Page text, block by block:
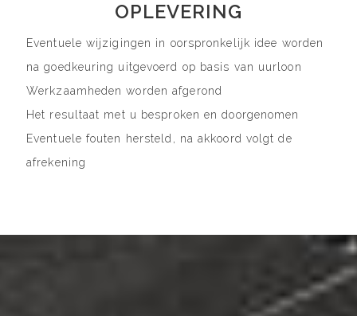
OPLEVERING
Eventuele wijzigingen in oorspronkelijk idee worden
na goedkeuring uitgevoerd op basis van uurloon
Werkzaamheden worden afgerond
Het resultaat met u besproken en doorgenomen
Eventuele fouten hersteld, na akkoord volgt de
afrekening